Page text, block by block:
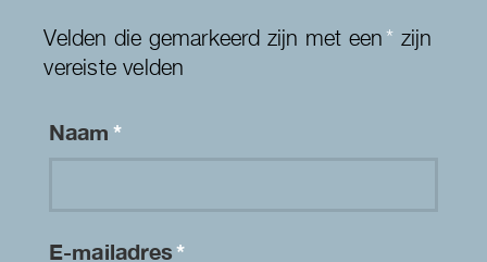
Velden die gemarkeerd zijn met een* zijn
vereiste velden
Naam*
E-mailadres*